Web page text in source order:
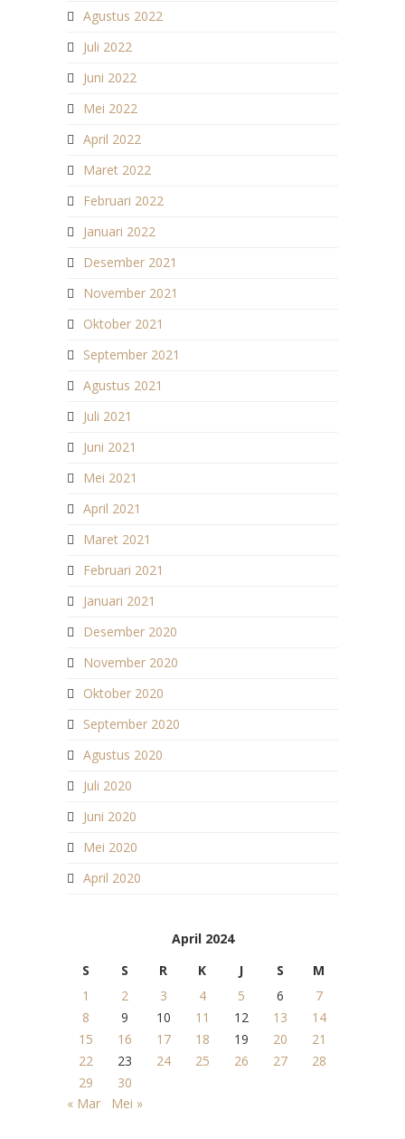
Agustus 2022
Juli 2022
Juni 2022
Mei 2022
April 2022
Maret 2022
Februari 2022
Januari 2022
Desember 2021
November 2021
Oktober 2021
September 2021
Agustus 2021
Juli 2021
Juni 2021
Mei 2021
April 2021
Maret 2021
Februari 2021
Januari 2021
Desember 2020
November 2020
Oktober 2020
September 2020
Agustus 2020
Juli 2020
Juni 2020
Mei 2020
April 2020
April 2024
S
S R K J S
M
1
2 3 4 5 6
7
8
9 10 11 12 13
14
15
16 17 18 19 20
21
22
23 24 25 26 27
28
29
30
« Mar
Mei »